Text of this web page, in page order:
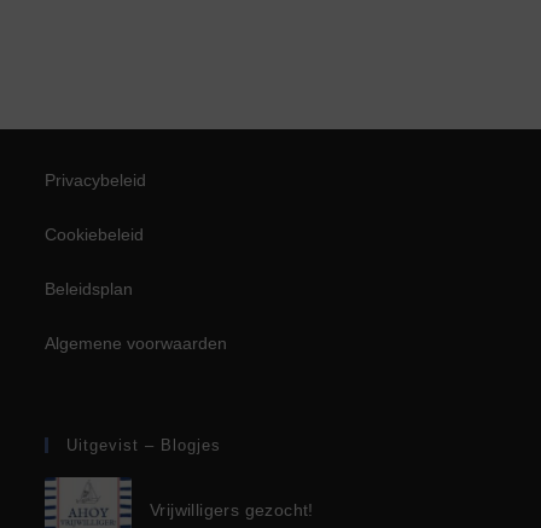
Privacybeleid
Cookiebeleid
Beleidsplan
Algemene voorwaarden
Uitgevist – Blogjes
Vrijwilligers gezocht!